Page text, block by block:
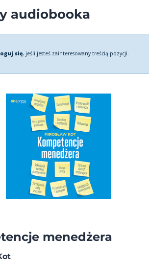
audiobooka
się, jeśli jesteś zainteresowany treścią pozycji.
menedżera